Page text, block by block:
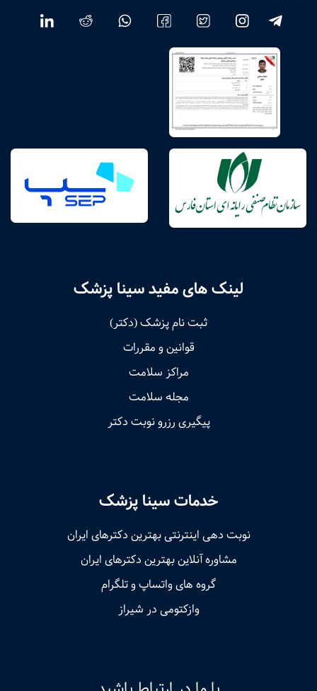
لینک های مفید سینا پزشک
ثبت نام پزشک (دکتر)
قوانین و مقررات
مراکز سلامت
مجله سلامت
پیگیری رزرو نوبت دکتر
خدمات سینا پزشک
نوبت‌ دهی اینترنتی بهترین دکترهای ایران
مشاوره آنلاین بهترین دکترهای ایران
گروه های واتساپ و تلگرام
وازکتومی در شیراز